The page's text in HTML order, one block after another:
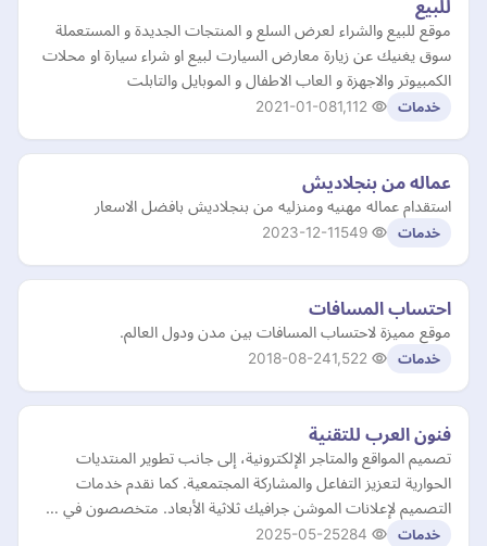
للبيع
موقع للبيع والشراء لعرض السلع و المنتجات الجديدة و المستعملة
سوق يغنيك عن زيارة معارض السيارت لبيع او شراء سيارة او محلات
الكمبيوتر والاجهزة و العاب الاطفال و الموبايل والتابلت
خدمات 2021-01-08
عماله من بنجلاديش
استقدام عماله مهنيه ومنزليه من بنجلاديش بافضل الاسعار
خدمات 2023-12-11
احتساب المسافات
موقع مميزة لاحتساب المسافات بين مدن ودول العالم.
خدمات 2018-08-24
فنون العرب للتقنية
تصميم المواقع والمتاجر الإلكترونية، إلى جانب تطوير المنتديات
الحوارية لتعزيز التفاعل والمشاركة المجتمعية. كما نقدم خدمات
التصميم لإعلانات الموشن جرافيك ثلاثية الأبعاد. متخصصون في …
خدمات 2025-05-25